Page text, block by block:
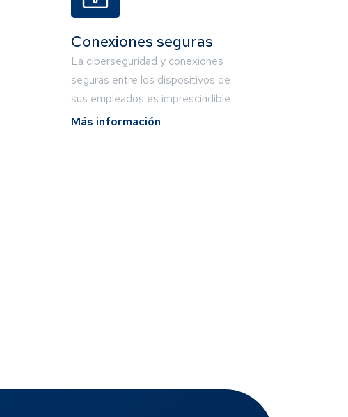
Conexiones seguras
La ciberseguridad y conexiones
seguras entre los dispositivos de
sus empleados es imprescindible
Más información